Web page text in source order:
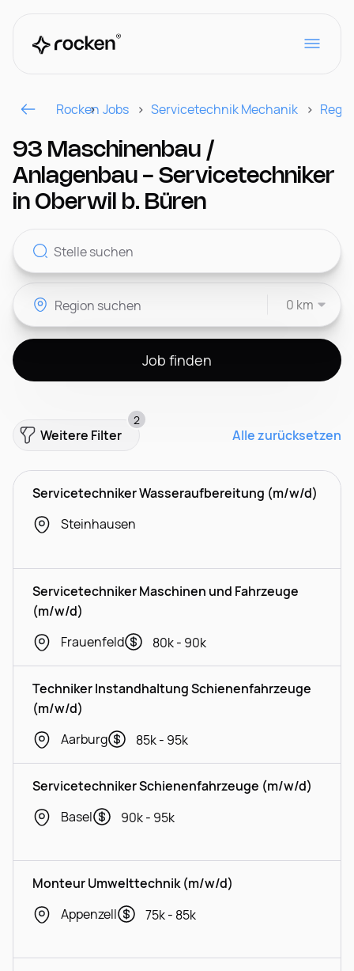
Für Arbeitgeber
Kontakt
Rocken Jobs Servicetechnik Mechanik
93 Maschinenbau /
Anlagenbau - Servicetechniker
in Oberwil b. Büren
0 km
Job finden
Weitere Filter
2
Alle zurücksetzen
Servicetechniker Wasseraufbereitung (m/w/d)
Steinhausen
Servicetechniker Maschinen und Fahrzeuge
(m/w/d)
Frauenfeld
80k - 90k
Techniker Instandhaltung Schienenfahrzeuge
(m/w/d)
Aarburg
85k - 95k
Servicetechniker Schienenfahrzeuge (m/w/d)
Basel
90k - 95k
Monteur Umwelttechnik (m/w/d)
Appenzell
75k - 85k